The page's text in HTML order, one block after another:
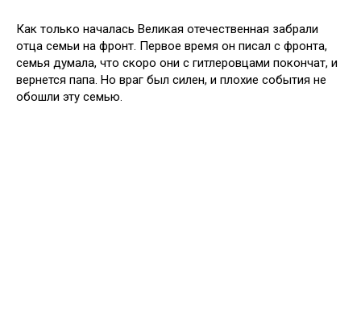
Как только началась Великая отечественная забрали
отца семьи на фронт. Первое время он писал с фронта,
семья думала, что скоро они с гитлеровцами покончат, и
вернется папа. Но враг был силен, и плохие события не
обошли эту семью.